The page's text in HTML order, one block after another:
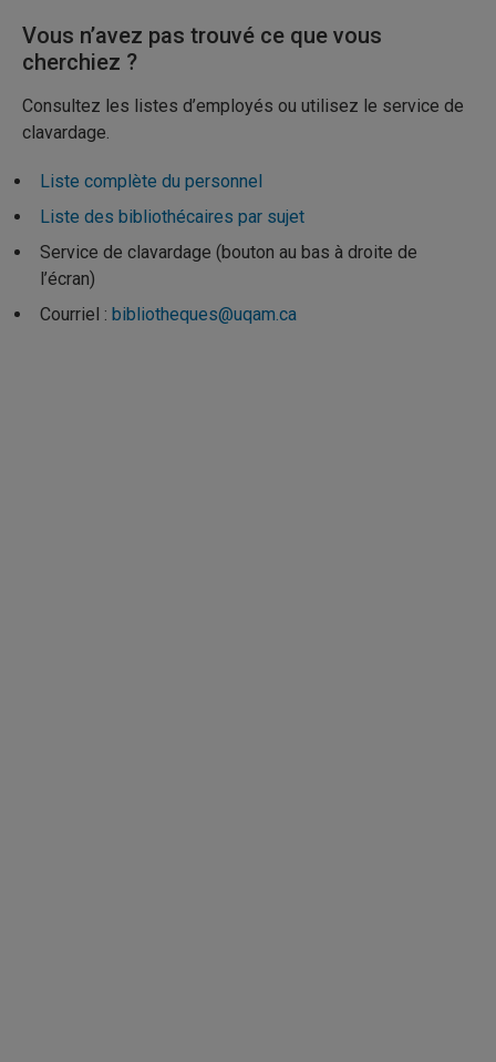
Vous n’avez pas trouvé ce que vous
cherchiez ?
Consultez les listes d’employés ou utilisez le service de
clavardage.
Liste complète du personnel
Liste des bibliothécaires par sujet
Service de clavardage (bouton au bas à droite de
l’écran)
Courriel : bibliotheques@uqam.ca